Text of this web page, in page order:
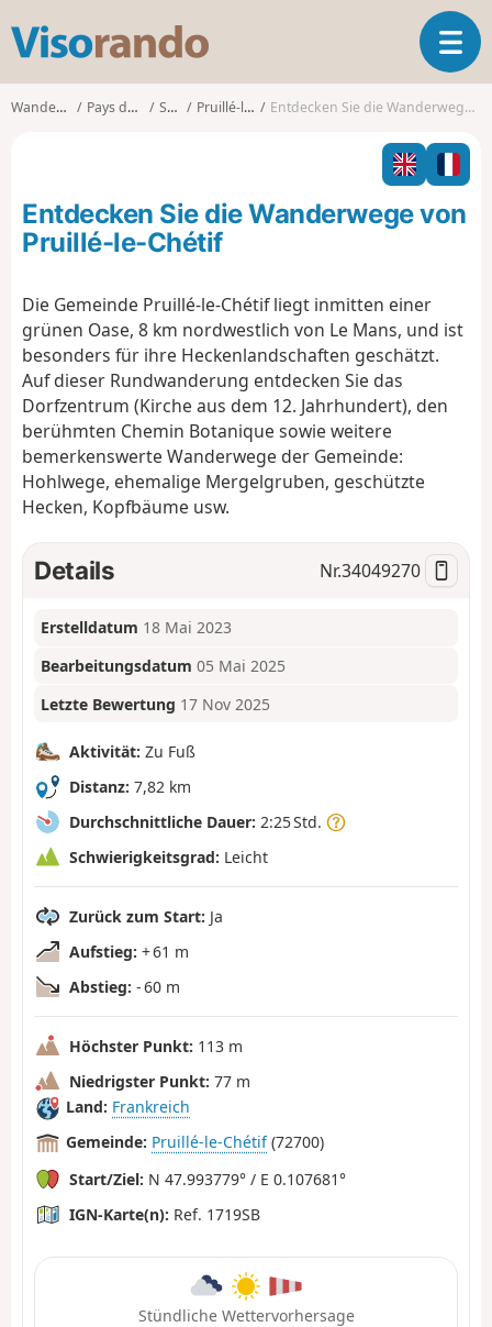
s
o
o
T
o
g
l
n
a
t
Wanderungen Pays de la Loire Sarthe Pruillé-le-Chétif Entdecken Sie die Wanderwege von Pruillé-le-Chétif
Entdecken Sie die Wanderwege von
Pruillé-le-Chétif
Die Gemeinde Pruillé-le-Chétif liegt inmitten einer
grünen Oase, 8 km nordwestlich von Le Mans, und ist
besonders für ihre Heckenlandschaften geschätzt.
Auf dieser Rundwanderung entdecken Sie das
Dorfzentrum (Kirche aus dem 12. Jahrhundert), den
berühmten Chemin Botanique sowie weitere
bemerkenswerte Wanderwege der Gemeinde:
Hohlwege, ehemalige Mergelgruben, geschützte
Hecken, Kopfbäume usw.
Details Nr.34049270
Erstelldatum 18 Mai 2023
Bearbeitungsdatum 05 Mai 2025
Letzte Bewertung 17 Nov 2025
Aktivität: Zu Fuß
Distanz: 7,82 km
Durchschnittliche Dauer: 2:25 Std.
Schwierigkeitsgrad: Leicht
Zurück zum Start: Ja
Aufstieg: + 61 m
Abstieg: - 60 m
Höchster Punkt: 113 m
Niedrigster Punkt: 77 m
Land: Frankreich
Gemeinde: Pruillé-le-Chétif(72700)
Start/Ziel: N 47.993779° / E 0.107681°
IGN-Karte(n): Ref. 1719SB
Stündliche Wettervorhersage